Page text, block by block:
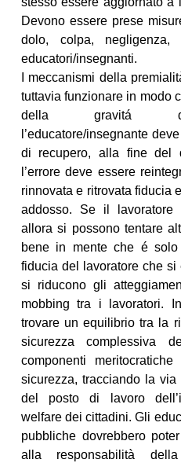
Devono essere prese
dolo, colpa, negligenza,
educatori/insegnanti.
I meccanismi della
tuttavia funzionare in modo
della gravitá del
l’educatore/insegnante
di recupero, alla fine del
l’errore deve essere
rinnovata e ritrovata fiducia
addosso. Se il lavoratore
allora si possono tentare
bene in mente che é
fiducia del lavoratore che
si riducono gli
mobbing tra i lavoratori.
trovare un equilibrio tra la
sicurezza complessiva
componenti
sicurezza, tracciando la
del posto di lavoro
welfare dei cittadini. Gli
pubbliche dovrebbero
alla responsabilità